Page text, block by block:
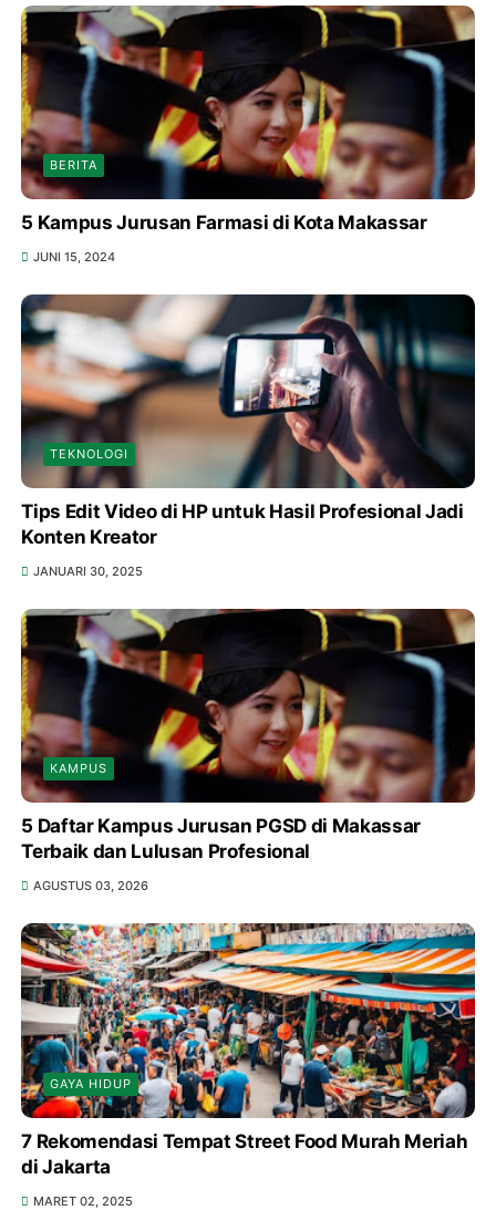
BERITA
5 Kampus Jurusan Farmasi di Kota Makassar
JUNI 15, 2024
TEKNOLOGI
Tips Edit Video di HP untuk Hasil Profesional Jadi
Konten Kreator
JANUARI 30, 2025
KAMPUS
5 Daftar Kampus Jurusan PGSD di Makassar
Terbaik dan Lulusan Profesional
AGUSTUS 03, 2026
GAYA HIDUP
7 Rekomendasi Tempat Street Food Murah Meriah
di Jakarta
MARET 02, 2025